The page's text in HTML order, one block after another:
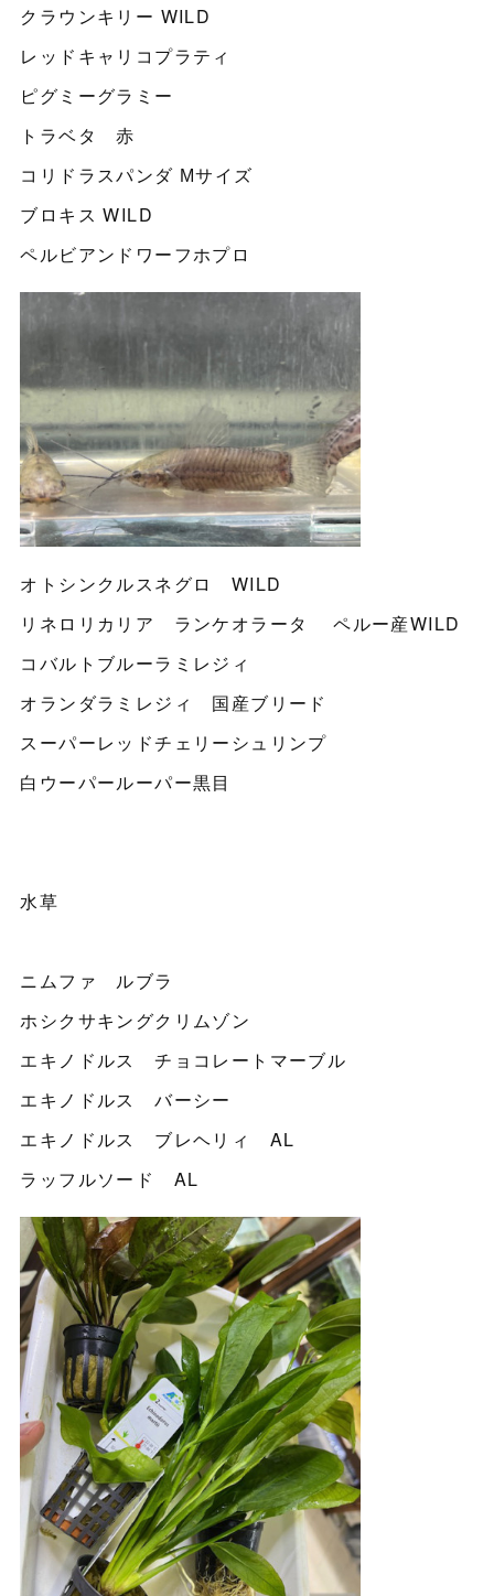
クラウンキリー WILD
レッドキャリコプラティ
ピグミーグラミー
トラベタ 赤
コリドラスパンダ Мサイズ
ブロキス WILD
ペルビアンドワーフホプロ
オトシンクルスネグロ WILD
リネロリカリア ランケオラータ ペルー産WILD
コバルトブルーラミレジィ
オランダラミレジィ 国産ブリード
スーパーレッドチェリーシュリンプ
白ウーパールーパー黒目
水草
ニムファ ルブラ
ホシクサキングクリムゾン
エキノドルス チョコレートマーブル
エキノドルス バーシー
エキノドルス ブレヘリィ AL
ラッフルソード AL